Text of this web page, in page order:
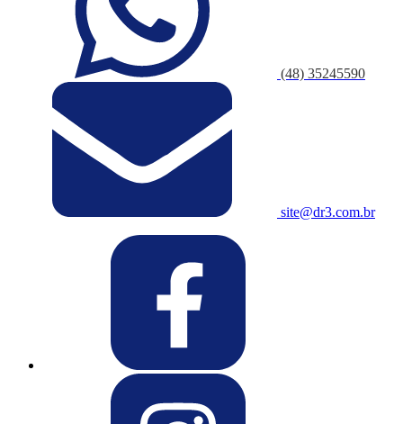
(48) 35245590
site@dr3.com.br